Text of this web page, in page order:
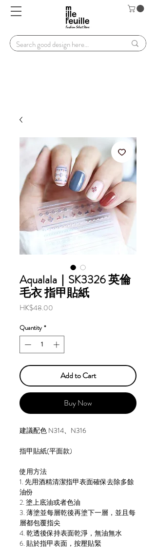
Aqualala｜SK3326 英倫
毛衣 指甲貼紙
HK$48.00
Quantity *
Add to Cart
Buy Now
建議配色 N314、N316
指甲貼紙(平面款)
使用方法
1. 先用酒精清潔指甲表面確保去除多餘
油份
2. 塗上底油或者色油
3. 薄塗並每層乾後再塗下一層，並且每
層都包覆指尖
4. 乾透後保持表面乾淨，無油無水
6. 貼於指甲表面，按壓貼緊